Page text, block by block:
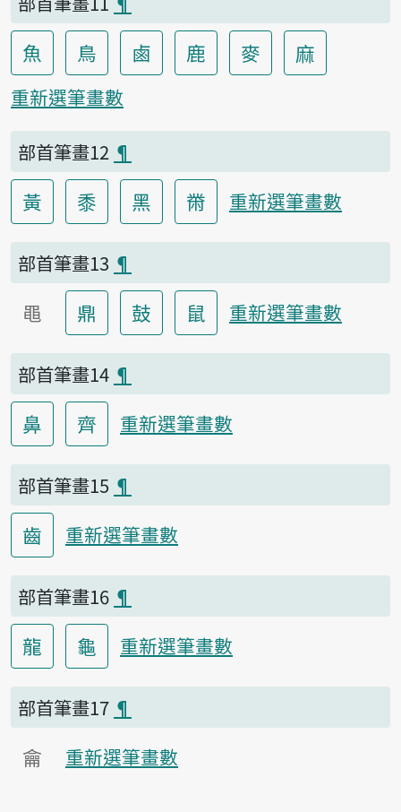
魚 鳥 鹵 鹿 麥 麻
重新選筆畫數
部首筆畫12 ¶
黃 黍 黑 黹 重新選筆畫數
部首筆畫13 ¶
黽 鼎 鼓 鼠 重新選筆畫數
部首筆畫14 ¶
鼻 齊 重新選筆畫數
部首筆畫15 ¶
齒 重新選筆畫數
部首筆畫16 ¶
龍 龜 重新選筆畫數
部首筆畫17 ¶
龠 重新選筆畫數